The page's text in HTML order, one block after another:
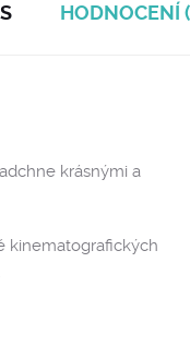
HODNOCENÍ
krásnými a
kinematografických